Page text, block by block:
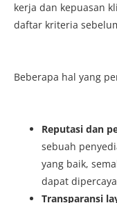
kerja dan kepuasan
daftar kriteria
Beberapa hal yang
Reputasi dan
sebuah
yang baik,
dapat
Transparansi